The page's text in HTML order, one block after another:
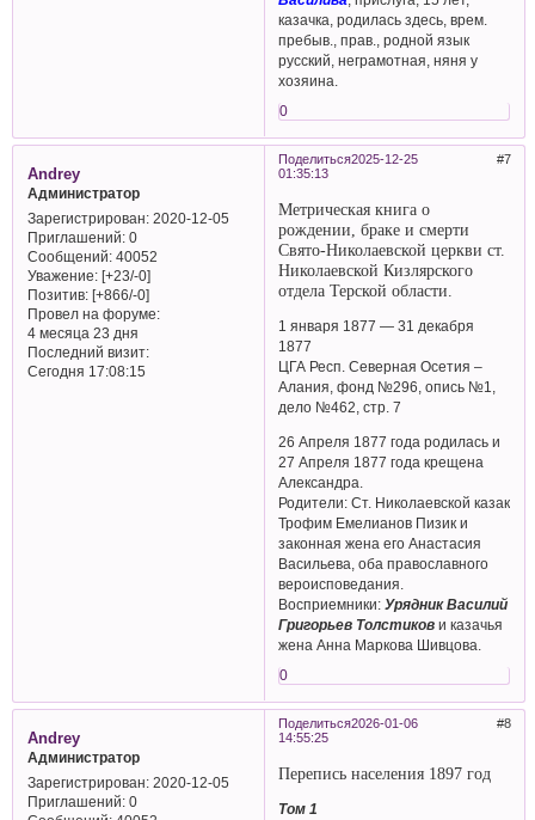
казачка, родилась здесь, врем.
пребыв., прав., родной язык
русский, неграмотная, няня у
хозяина.
0
Поделиться 7
2025-12-25
01:35:13
Andrey
Администратор
Зарегистрирован: 2020-12-05
Приглашений:0
Сообщений:40052
Уважение: [+23/-0]
Позитив: [+866/-0]
Провел на форуме:
4 месяца 23 дня
Последний визит:
Сегодня 17:08:15
Метрическая книга о
рождении, браке и смерти
Свято-Николаевской церкви ст.
Николаевской Кизлярского
отдела Терской области.
1 января 1877 — 31 декабря
1877
ЦГА Респ. Северная Осетия –
Алания, фонд №296, опись №1,
дело №462, стр. 7
26 Апреля 1877 года родилась и
27 Апреля 1877 года крещена
Александра.
Родители: Ст. Николаевской казак
Трофим Емелианов Пизик и
законная жена его Анастасия
Васильева, оба православного
вероисповедания.
Восприемники:Урядник Василий
Григорьев Толстиков и казачья
жена Анна Маркова Шивцова.
0
Поделиться 8
2026-01-06
14:55:25
Andrey
Администратор
Зарегистрирован: 2020-12-05
Приглашений:0
Перепись населения 1897 год
Том 1